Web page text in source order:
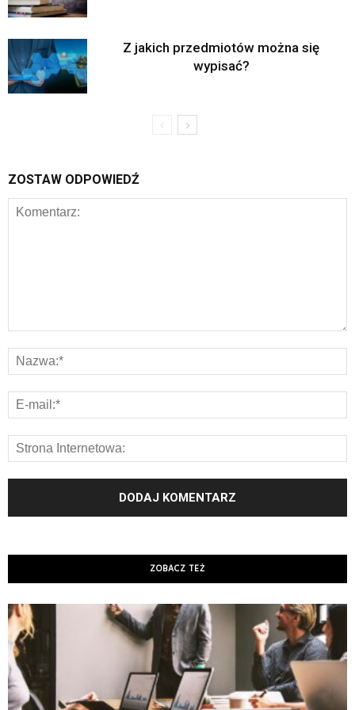
Z jakich przedmiotów można się
wypisać?
ZOSTAW ODPOWIEDŹ
ZOBACZ TEŻ